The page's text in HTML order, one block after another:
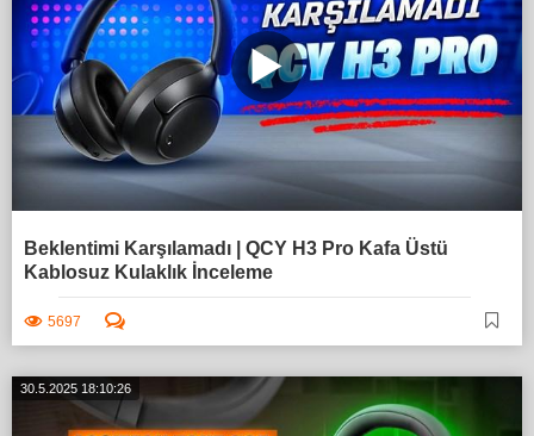
Beklentimi Karşılamadı | QCY H3 Pro Kafa Üstü
Kablosuz Kulaklık İnceleme
5697
30.5.2025 18:10:26